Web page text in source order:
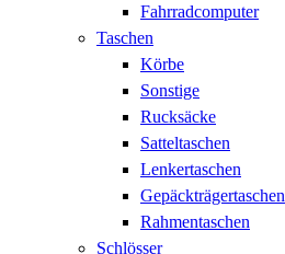
Fahrradcomputer
Taschen
Körbe
Sonstige
Rucksäcke
Satteltaschen
Lenkertaschen
Gepäckträgertaschen
Rahmentaschen
Schlösser